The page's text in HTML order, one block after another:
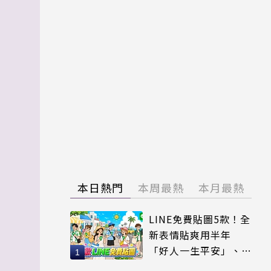
本日熱門 本周最熱 本月最熱
LINE免費貼圖5款！全
新表情貼爽用半年
「好人一生平安」、